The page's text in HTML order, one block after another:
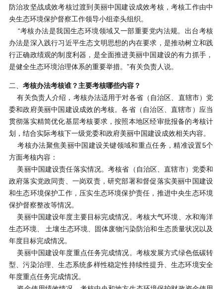
防治攻坚战成效考核过渡到美丽中国建设成效考核，考核工作由中
央生态环境保护督察工作领导小组牵头组织。
“考核办法是我国生态环境领域又一部重要党内法规。出台考核
办法是深入践行习近平生态文明思想的内在要求，是推动树立和践
行正确政绩观的制度利器，是全面推进美丽中国建设的有力抓手，
是健全生态环境治理体系的重要举措。”有关负责人说。
二、 考核办法考核谁？主要考核哪些内容？
有关负责人介绍，考核办法适用于对各省（自治区、直辖市）党
委和政府美丽中国建设成效的考核。各省（自治区、直辖市）应当
贯彻落实精简优化基层考核要求，按照本地区经审批报备的考核计
划，结合实际考核下一级党委和政府美丽中国建设成效相关内容。
考核办法聚焦美丽中国建设关键领域和重点任务，精准设置5个
方面考核内容：
美丽中国建设责任落实情况。考核省（自治区、直辖市）党委和
政府落实党政同责、一岗双责，研究部署和督促落实美丽中国建设
和生态环境保护工作，压实生态环境保护责任，推进中央生态环境
保护督察整改等情况。
美丽中国建设年度主要目标完成情况。考核大气环境、水和海洋
生态环境、 土壤生态环境、固体废物污染防治和生态质量状况以及
年度目标完成情况。
美丽中国建设年度重点任务完成情况。考核发展方式绿色低碳转
型、污染治理、生态系统多样性稳定性持续性提升、生态环境安全
年度重点任务完成情况。